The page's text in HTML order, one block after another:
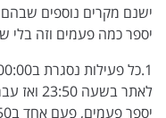
ישנם מקרים נוספים שבהם
יספר כמה פעמים וזה בלי שום
יספר פעמים, פעם אחד ב23:50 ופעם השניה ב00:10